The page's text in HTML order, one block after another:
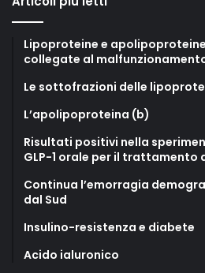
Lipoproteine e
collegate al malfunzionamento
Le sottofrazioni delle
L’apolipoproteina (b)
Risultati positivi nella
GLP-1 orale per il trattamento
Continua l’emorragia
dal Sud
Insulino-resistenza e diabete
Acido ialuronico